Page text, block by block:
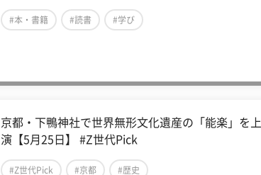
#本・書籍 #読書 #学び
京都・下鴨神社で世界無形文化遺産の「能楽」を上
演【5月25日】 #Z世代Pick
#Z世代Pick #京都 #歴史